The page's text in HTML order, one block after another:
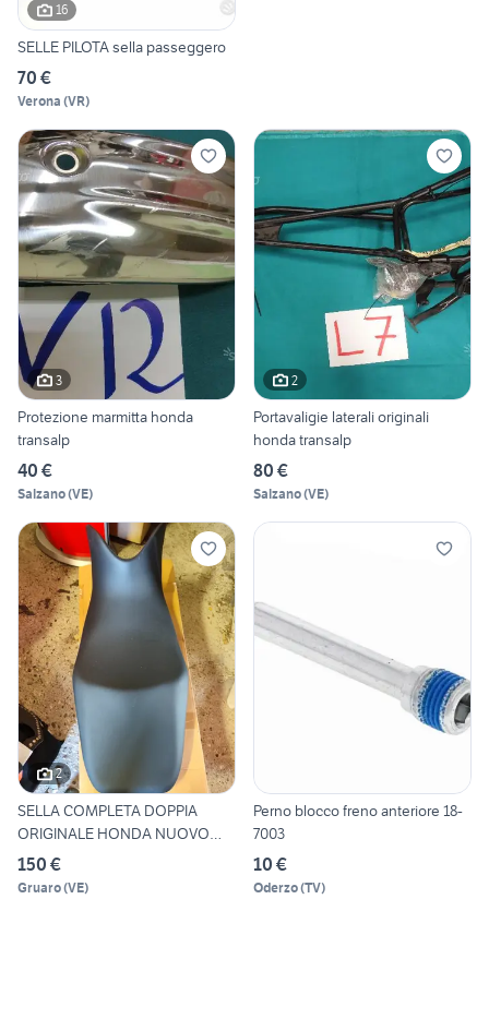
16
SELLE PILOTA sella passeggero
70 €
Verona (VR)
3
Protezione marmitta honda
transalp
40 €
Salzano(VE)
2
Portavaligie laterali originali
honda transalp
80 €
Salzano(VE)
2
SELLA COMPLETA DOPPIA
ORIGINALE HONDA NUOVO
XL700V
150 €
Gruaro(VE)
Perno blocco freno anteriore 18-
7003
10 €
Oderzo(TV)